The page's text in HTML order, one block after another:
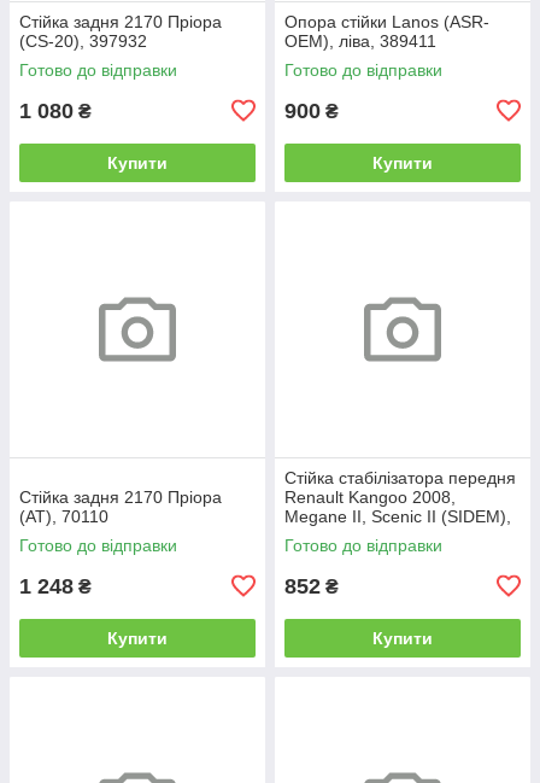
Стійка задня 2170 Пріора
(CS-20), 397932
Готово до відправки
1 080 ₴
Купити
Опора стійки Lanos (ASR-
OEM), ліва, 389411
Готово до відправки
900 ₴
Купити
Стійка задня 2170 Пріора
(AT), 70110
Готово до відправки
1 248 ₴
Купити
Стійка стабілізатора передня
Renault Kangoo 2008,
Megane II, Scenic II (SIDEM),
196971
Готово до відправки
852 ₴
Купити